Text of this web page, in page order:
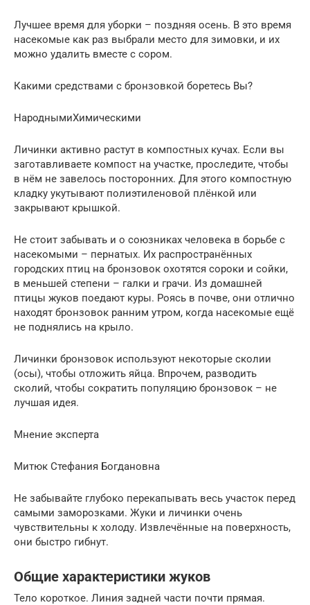
Лучшее время для уборки – поздняя осень. В это время
насекомые как раз выбрали место для зимовки, и их
можно удалить вместе с сором.
Какими средствами с бронзовкой боретесь Вы?
НароднымиХимическими
Личинки активно растут в компостных кучах. Если вы
заготавливаете компост на участке, проследите, чтобы
в нём не завелось посторонних. Для этого компостную
кладку укутывают полиэтиленовой плёнкой или
закрывают крышкой.
Не стоит забывать и о союзниках человека в борьбе с
насекомыми – пернатых. Их распространённых
городских птиц на бронзовок охотятся сороки и сойки,
в меньшей степени – галки и грачи. Из домашней
птицы жуков поедают куры. Роясь в почве, они отлично
находят бронзовок ранним утром, когда насекомые ещё
не поднялись на крыло.
Личинки бронзовок используют некоторые сколии
(осы), чтобы отложить яйца. Впрочем, разводить
сколий, чтобы сократить популяцию бронзовок – не
лучшая идея.
Мнение эксперта
Митюк Стефания Богдановна
Не забывайте глубоко перекапывать весь участок перед
самыми заморозками. Жуки и личинки очень
чувствительны к холоду. Извлечённые на поверхность,
они быстро гибнут.
Общие характеристики жуков
Тело короткое. Линия задней части почти прямая.